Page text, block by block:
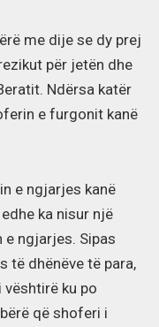
me dije se dy prej
për jetën dhe
Ndërsa katër
e furgonit kanë
e ngjarjes kanë
ka nisur një
ngjarjes. Sipas
të dhënëve të para,
ku po
që shoferi i